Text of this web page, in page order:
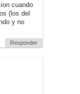
cuando
(los del
y no
Responder